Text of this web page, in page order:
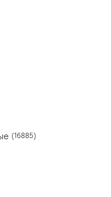
(16885)